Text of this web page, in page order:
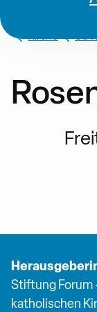
Kirche St.
Stiftung Forum
katholischen